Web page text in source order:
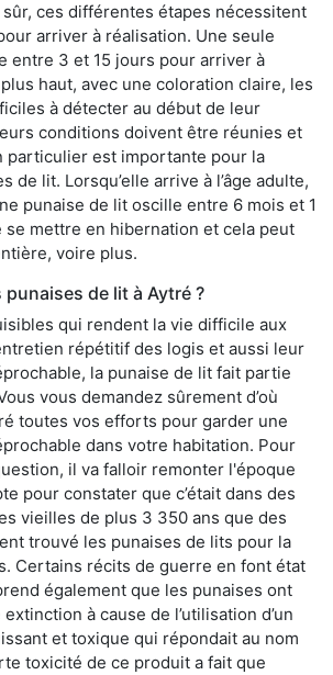
ces différentes étapes nécessitent
arriver à réalisation. Une seule
entre 3 et 15 jours pour arriver à
haut, avec une coloration claire, les
à détecter au début de leur
conditions doivent être réunies et
particulier est importante pour la
de lit. Lorsqu’elle arrive à l’âge adulte,
punaise de lit oscille entre 6 mois et 1
se mettre en hibernation et cela peut
voire plus.
de lit à Aytré ?
qui rendent la vie difficile aux
répétitif des logis et aussi leur
la punaise de lit fait partie
vous demandez sûrement d’où
toutes vos efforts pour garder une
dans votre habitation. Pour
il va falloir remonter l'époque
pour constater que c’était dans des
vieilles de plus 3 350 ans que des
trouvé les punaises de lits pour la
Certains récits de guerre en font état
également que les punaises ont
à cause de l’utilisation d’un
et toxique qui répondait au nom
toxicité de ce produit a fait que